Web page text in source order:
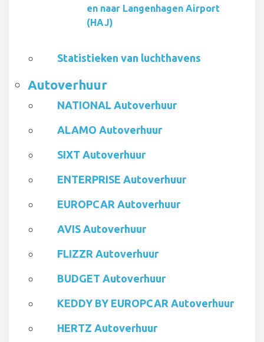
en naar Langenhagen Airport
(HAJ)
Statistieken van luchthavens
Autoverhuur
NATIONAL Autoverhuur
ALAMO Autoverhuur
SIXT Autoverhuur
ENTERPRISE Autoverhuur
EUROPCAR Autoverhuur
AVIS Autoverhuur
FLIZZR Autoverhuur
BUDGET Autoverhuur
KEDDY BY EUROPCAR Autoverhuur
HERTZ Autoverhuur